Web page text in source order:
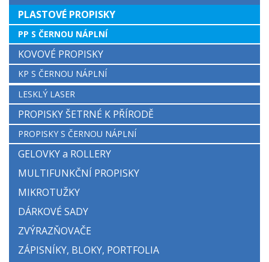
PLASTOVÉ PROPISKY
PP S ČERNOU NÁPLNÍ
KOVOVÉ PROPISKY
KP S ČERNOU NÁPLNÍ
LESKLÝ LASER
PROPISKY ŠETRNÉ K PŘÍRODĚ
PROPISKY S ČERNOU NÁPLNÍ
GELOVKY a ROLLERY
MULTIFUNKČNÍ PROPISKY
MIKROTUŽKY
DÁRKOVÉ SADY
ZVÝRAZŇOVAČE
ZÁPISNÍKY, BLOKY, PORTFOLIA